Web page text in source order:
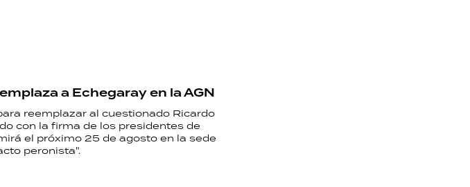
a Echegaray en la AGN
reemplazar al cuestionado Ricardo
con la firma de los presidentes de
el próximo 25 de agosto en la sede
peronista".
HORÓSCOPO
Seguinos